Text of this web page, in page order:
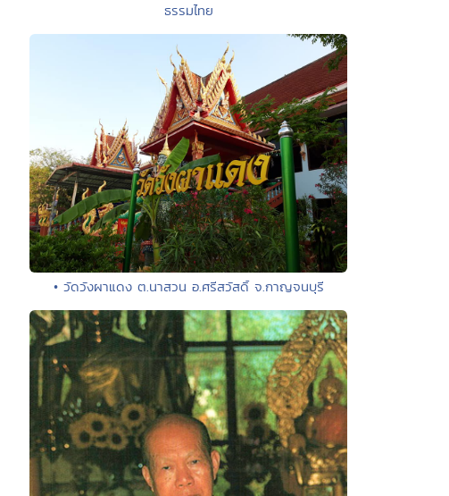
ธรรมไทย
• วัดวังผาแดง ต.นาสวน อ.ศรีสวัสดิ์ จ.กาญจนบุรี